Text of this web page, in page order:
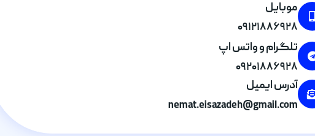
موبایل
۰۹۱۲۱۸۸۶۹۲۸
تلگرام و واتس اپ
۰۹۲۰۱۸۸۶۹۲۸
آدرس ایمیل
nemat.eisazadeh@gmail.com